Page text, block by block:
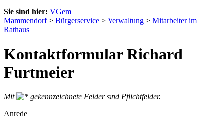
Sie sind hier: VGem
Mammendorf> Bürgerservice > Verwaltung > Mitarbeiter im
Rathaus
Kontaktformular Richard
Furtmeier
Mit
gekennzeichnete Felder sind Pflichtfelder.
Anrede